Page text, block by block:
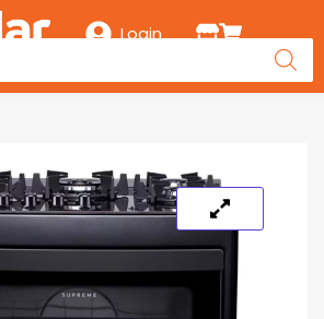
Login